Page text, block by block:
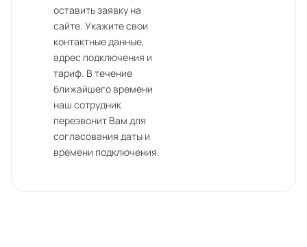
оставить заявку на
сайте. Укажите свои
контактные данные,
адрес подключения и
тариф. В течение
ближайшего времени
наш сотрудник
перезвонит Вам для
согласования даты и
времени подключения.